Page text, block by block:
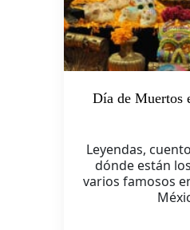
Día de Muertos
Leyendas,
dónde están
varios famosos